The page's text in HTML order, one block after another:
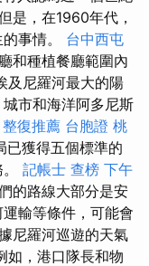
是，在1960年代，
事情。 台中西屯
和種植餐廳範圍內
及尼羅河最大的陽
市和海洋阿多尼斯
整復推薦 台胞證 桃
已獲得五個標準的
記帳士 查榜 下午
的路線大部分是安
輸等條件，可能會
尼羅河巡遊的天氣
如，港口隊長和物